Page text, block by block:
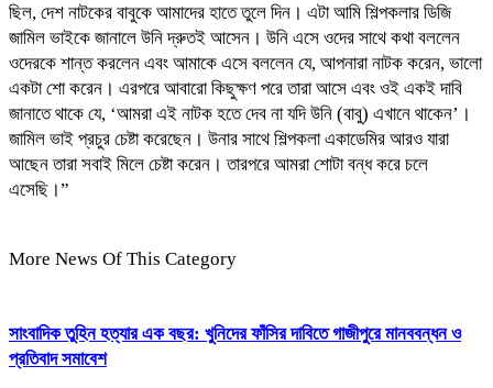
ছিল, দেশ নাটকের বাবুকে আমাদের হাতে তুলে দিন। এটা আমি শিল্পকলার ডিজি
জামিল ভাইকে জানালে উনি দ্রুতই আসেন। উনি এসে ওদের সাথে কথা বললেন
ওদেরকে শান্ত করলেন এবং আমাকে এসে বললেন যে, আপনারা নাটক করেন, ভালো
একটা শো করেন। এরপরে আবারো কিছুক্ষণ পরে তারা আসে এবং ওই একই দাবি
জানাতে থাকে যে, ‌‌‌‌‌‌‌‌‌‌‌‌‌‌‌‌‌‌‌‌‌‌‌‌‌‌‌‌‌‌‌‌‌‌‌‌‌‌‌‌‌‌‌‌‌‌‌‌‌‌‌‌‌‌‌‌‌‌‌‌‌‌‌‌‌‌‌‌‌‌‌‌‌‌‌‌‌‌‌‌‌‌‌‌‌‌‌‌‌‌‌‌‌‌‌‌‌‌‌‌‌‌‌‌‌‌‌‌‌‌‌‌‌‌‌‌‌‌‌‌‌‌‌‌‌‌‌‌‌‌‌‌‌‌‌‌‌‌‌‌‌‌‌‌‌‌‌‌‌‌‌‌‌‌‌‌‌‌‌‌‌‌‌‌‌‌‌‌‌‌‌‌‌‌‌‌‌‌‌‌‌‌‌‌‌‌‌‌‌‌‌‌‌‌‌‌‌‌‌‌‌‌‌‌‌‌‌‌‌‌‌‌‌‌‌‌‌‌‌‌‌‌‌‌‌‌‌‌‌‌‌‌‌‌‌‌‌‌‌‌‌‌‌‌‌‌‌‌‌‌‌‌‌‌‌‌‌‌‌‌‌‌‌‌‌‌‌‌‌‌‌‌‌‌‌‌‌‌‌‌‌‌‌‌‌‌‌‌‌‌‌‌‌‌‌‌‌‌‌‘আমরা এই নাটক হতে দেব না যদি উনি (বাবু) এখানে থাকেন’।
জামিল ভাই প্রচুর চেষ্টা করেছেন। উনার সাথে শিল্পকলা একাডেমির আরও যারা
আছেন তারা সবাই মিলে চেষ্টা করেন। তারপরে আমরা শোটা বন্ধ করে চলে
এসেছি।”
More News Of This Category
সাংবাদিক তুহিন হত্যার এক বছর: খুনিদের ফাঁসির দাবিতে গাজীপুরে মানববন্ধন ও
প্রতিবাদ সমাবেশ